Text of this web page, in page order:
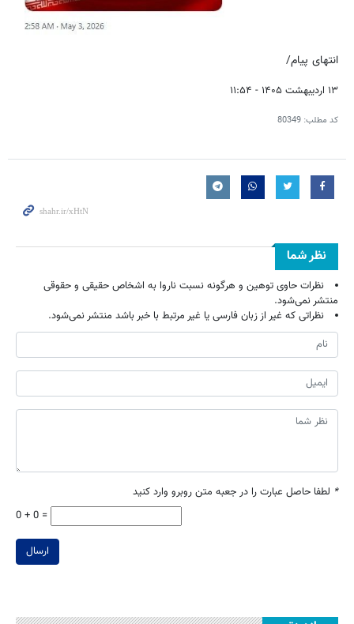
انتهای پیام/
۱۳ اردیبهشت ۱۴۰۵ - ۱۱:۵۴
کد مطلب: 80349
نظر شما
نظرات حاوی توهین و هرگونه نسبت ناروا به اشخاص حقیقی و حقوقی
منتشر نمی‌شود.
نظراتی که غیر از زبان فارسی یا غیر مرتبط با خبر باشد منتشر نمی‌شود.
* لطفا حاصل عبارت را در جعبه متن روبرو وارد کنید
0 + 0 =
ارسال